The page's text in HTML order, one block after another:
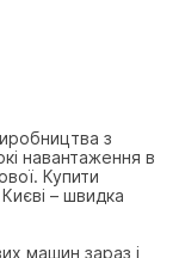
з
навантаження в
Купити
– швидка
машин зараз і